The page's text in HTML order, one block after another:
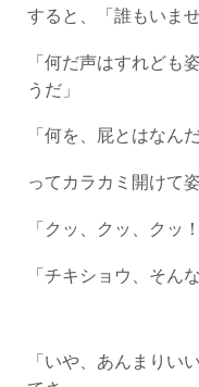
すると、「誰もいま
「何だ声はすれども
うだ」
「何を、屁とはなんだ
ってカラカミ開けて
「クッ、クッ、クッ！
「チキショウ、そん
「いや、あんまりい